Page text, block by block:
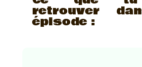
retrouver
épisode :